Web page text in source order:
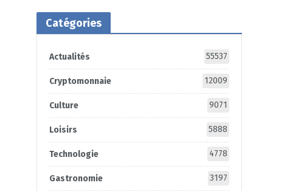
Catégories
Actualités 55537
Cryptomonnaie 12009
Culture 9071
Loisirs 5888
Technologie 4778
Gastronomie 3197